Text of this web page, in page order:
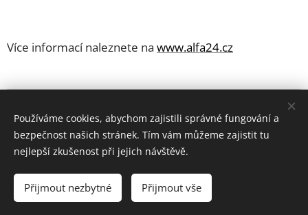
Více informací naleznete na www.alfa24.cz
Share
© 2006 - 2025 ESPRIT BOHEMIA s.r.o. | všechna práva
Používáme cookies, abychom zajistili správné fungování a
bezpečnost našich stránek. Tím vám můžeme zajistit tu
nejlepší zkušenost při jejich návštěvě.
Přijmout nezbytné Přijmout vše